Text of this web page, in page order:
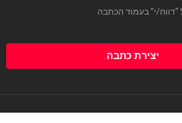
“דווח/י” בעמוד הכתבה
יצירת כתבה